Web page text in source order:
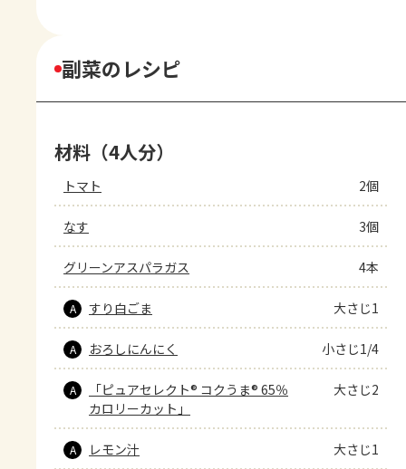
副菜のレシピ
材料（4人分）
トマト 2個
なす 3個
グリーンアスパラガス 4本
A すり白ごま 大さじ1
A おろしにんにく 小さじ1/4
A
「ピュアセレクト® コクうま® 65％
カロリーカット」
大さじ2
A レモン汁 大さじ1